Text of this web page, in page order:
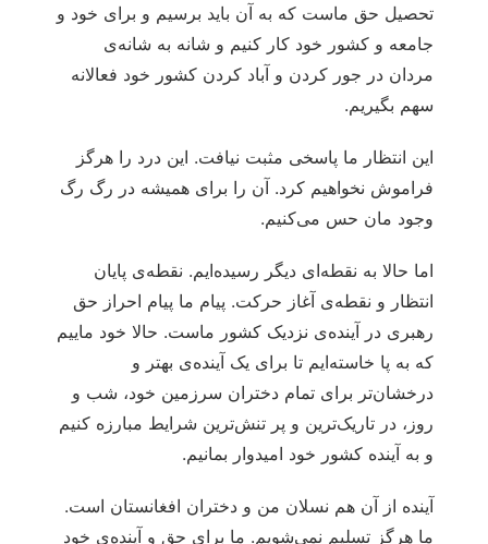
تحصیل حق ماست که به آن باید برسیم و برای خود و
جامعه و کشور خود کار کنیم و شانه به شانه‌ی
مردان در جور کردن و آباد کردن کشور خود فعالانه
سهم بگیریم.
این انتظار ما پاسخی مثبت نیافت. این درد را هرگز
فراموش نخواهیم کرد. آن را برای همیشه در رگ رگ
وجود مان حس می‌کنیم.
اما حالا به نقطه‌ای دیگر رسیده‌ایم. نقطه‌ی پایان
انتظار و نقطه‌ی آغاز حرکت. پیام ما پیام احراز حق
رهبری در آینده‌ی نزدیک کشور ماست. حالا خود ماییم
که به پا خاسته‌ایم تا برای یک آینده‌ی بهتر و
درخشان‌تر برای تمام دختران سرزمین خود، شب و
روز، در تاریک‌ترین و پر تنش‌ترین شرایط مبارزه کنیم
و به آینده‌ کشور خود امیدوار بمانیم.
آینده از آن هم نسلان من و دختران افغانستان است.
ما هرگز تسلیم نمی‌شویم. ما برای حق و آینده‌ی خود